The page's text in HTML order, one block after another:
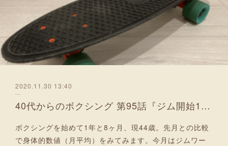
2020.11.30 13:40
40代からのボクシング 第95話『ジム開始1年8ヶ月時の身体的スペックと感想』
ボクシングを始めて1年と8ヶ月、現44歳。先月との比較
で身体的数値（月平均）をみてみます。今月はジムワー